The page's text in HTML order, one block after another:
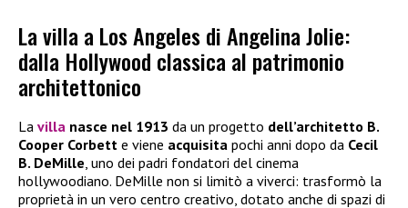
La villa a Los Angeles di Angelina Jolie:
dalla Hollywood classica al patrimonio
architettonico
La villa nasce nel 1913 da un progetto dell’architetto B.
Cooper Corbett e viene acquisita pochi anni dopo da Cecil
B. DeMille, uno dei padri fondatori del cinema
hollywoodiano. DeMille non si limitò a viverci: trasformò la
proprietà in un vero centro creativo, dotato anche di spazi di